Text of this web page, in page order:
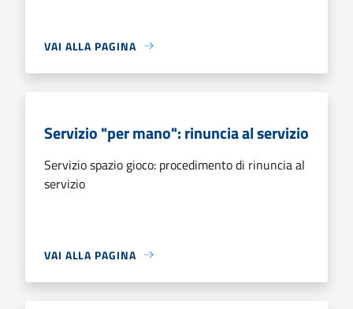
VAI ALLA PAGINA
Servizio "per mano": rinuncia al servizio
Servizio spazio gioco: procedimento di rinuncia al
servizio
VAI ALLA PAGINA